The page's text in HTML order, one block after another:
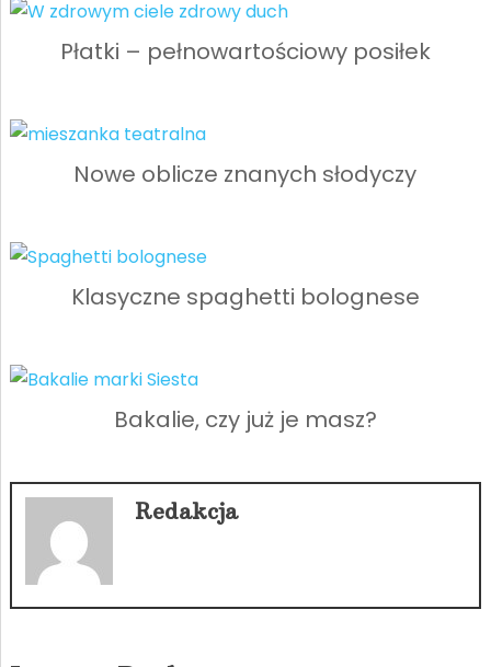
Płatki – pełnowartościowy posiłek
Nowe oblicze znanych słodyczy
Klasyczne spaghetti bolognese
Bakalie, czy już je masz?
Redakcja